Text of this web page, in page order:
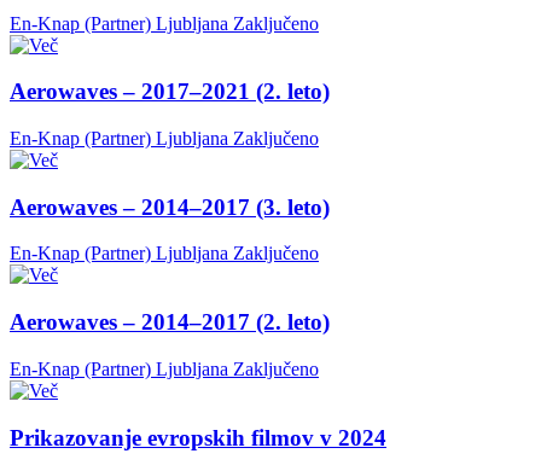
En-Knap (Partner) Ljubljana Zaključeno
Aerowaves – 2017–2021 (2. leto)
En-Knap (Partner) Ljubljana Zaključeno
Aerowaves – 2014–2017 (3. leto)
En-Knap (Partner) Ljubljana Zaključeno
Aerowaves – 2014–2017 (2. leto)
En-Knap (Partner) Ljubljana Zaključeno
Prikazovanje evropskih filmov v 2024